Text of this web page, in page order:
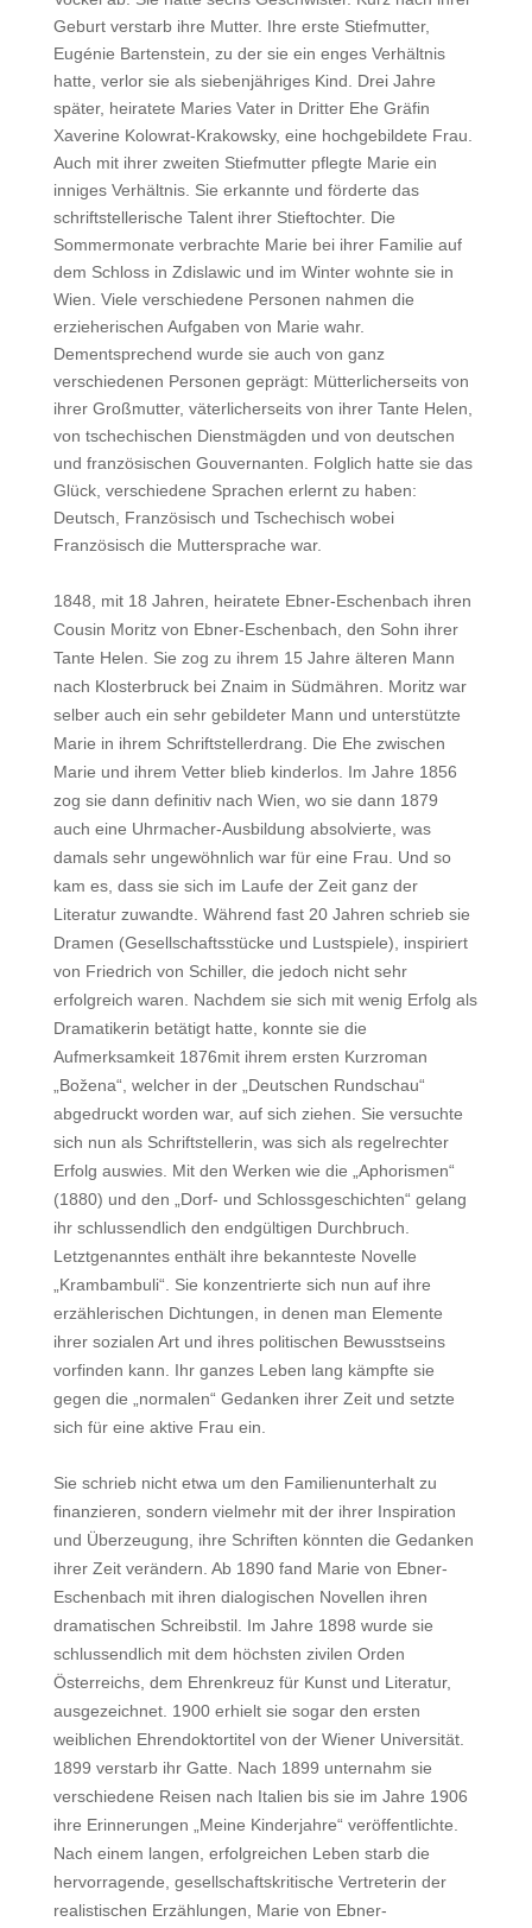
Geburt verstarb ihre Mutter. Ihre erste Stiefmutter,
Eugénie Bartenstein, zu der sie ein enges Verhältnis
hatte, verlor sie als siebenjähriges Kind. Drei Jahre
später, heiratete Maries Vater in Dritter Ehe Gräfin
Xaverine Kolowrat-Krakowsky, eine hochgebildete Frau.
Auch mit ihrer zweiten Stiefmutter pflegte Marie ein
inniges Verhältnis. Sie erkannte und förderte das
schriftstellerische Talent ihrer Stieftochter. Die
Sommermonate verbrachte Marie bei ihrer Familie auf
dem Schloss in Zdislawic und im Winter wohnte sie in
Wien. Viele verschiedene Personen nahmen die
erzieherischen Aufgaben von Marie wahr.
Dementsprechend wurde sie auch von ganz
verschiedenen Personen geprägt: Mütterlicherseits von
ihrer Großmutter, väterlicherseits von ihrer Tante Helen,
von tschechischen Dienstmägden und von deutschen
und französischen Gouvernanten. Folglich hatte sie das
Glück, verschiedene Sprachen erlernt zu haben:
Deutsch, Französisch und Tschechisch wobei
Französisch die Muttersprache war.
1848, mit 18 Jahren, heiratete Ebner-Eschenbach ihren
Cousin Moritz von Ebner-Eschenbach, den Sohn ihrer
Tante Helen. Sie zog zu ihrem 15 Jahre älteren Mann
nach Klosterbruck bei Znaim in Südmähren. Moritz war
selber auch ein sehr gebildeter Mann und unterstützte
Marie in ihrem Schriftstellerdrang. Die Ehe zwischen
Marie und ihrem Vetter blieb kinderlos. Im Jahre 1856
zog sie dann definitiv nach Wien, wo sie dann 1879
auch eine Uhrmacher-Ausbildung absolvierte, was
damals sehr ungewöhnlich war für eine Frau. Und so
kam es, dass sie sich im Laufe der Zeit ganz der
Literatur zuwandte. Während fast 20 Jahren schrieb sie
Dramen (Gesellschaftsstücke und Lustspiele), inspiriert
von Friedrich von Schiller, die jedoch nicht sehr
erfolgreich waren. Nachdem sie sich mit wenig Erfolg als
Dramatikerin betätigt hatte, konnte sie die
Aufmerksamkeit 1876mit ihrem ersten Kurzroman
„Božena“, welcher in der „Deutschen Rundschau“
abgedruckt worden war, auf sich ziehen. Sie versuchte
sich nun als Schriftstellerin, was sich als regelrechter
Erfolg auswies. Mit den Werken wie die „Aphorismen“
(1880) und den „Dorf- und Schlossgeschichten“ gelang
ihr schlussendlich den endgültigen Durchbruch.
Letztgenanntes enthält ihre bekannteste Novelle
„Krambambuli“. Sie konzentrierte sich nun auf ihre
erzählerischen Dichtungen, in denen man Elemente
ihrer sozialen Art und ihres politischen Bewusstseins
vorfinden kann. Ihr ganzes Leben lang kämpfte sie
gegen die „normalen“ Gedanken ihrer Zeit und setzte
sich für eine aktive Frau ein.
Sie schrieb nicht etwa um den Familienunterhalt zu
finanzieren, sondern vielmehr mit der ihrer Inspiration
und Überzeugung, ihre Schriften könnten die Gedanken
ihrer Zeit verändern. Ab 1890 fand Marie von Ebner-
Eschenbach mit ihren dialogischen Novellen ihren
dramatischen Schreibstil. Im Jahre 1898 wurde sie
schlussendlich mit dem höchsten zivilen Orden
Österreichs, dem Ehrenkreuz für Kunst und Literatur,
ausgezeichnet. 1900 erhielt sie sogar den ersten
weiblichen Ehrendoktortitel von der Wiener Universität.
1899 verstarb ihr Gatte. Nach 1899 unternahm sie
verschiedene Reisen nach Italien bis sie im Jahre 1906
ihre Erinnerungen „Meine Kinderjahre“ veröffentlichte.
Nach einem langen, erfolgreichen Leben starb die
hervorragende, gesellschaftskritische Vertreterin der
realistischen Erzählungen, Marie von Ebner-